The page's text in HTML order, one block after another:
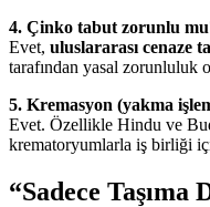
4. Çinko tabut zorunlu
Evet, uluslararası cenaze
tarafından yasal zorunluluk
5. Kremasyon (yakma
Evet. Özellikle Hindu ve
krematoryumlarla iş birliği
“Sadece Taşıma